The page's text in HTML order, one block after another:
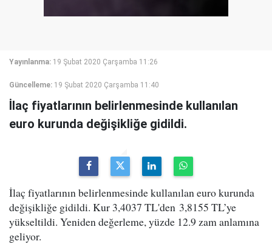
Yayınlanma: 19 Şubat 2020 Çarşamba 11:26
Güncelleme: 19 Şubat 2020 Çarşamba 11:40
İlaç fiyatlarının belirlenmesinde kullanılan
euro kurunda değişikliğe gidildi.
İlaç fiyatlarının belirlenmesinde kullanılan euro kurunda
değişikliğe gidildi. Kur 3,4037 TL'den 3,8155 TL’ye
yükseltildi. Yeniden değerleme, yüzde 12.9 zam anlamına
geliyor.